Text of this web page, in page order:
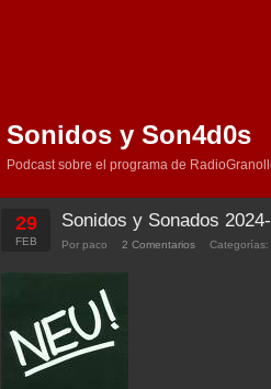
Sonidos y Son4d0s
Podcast sobre el programa de
29
FEB
Sonidos y Sonados
Por paco 2 Comentarios Categorías: